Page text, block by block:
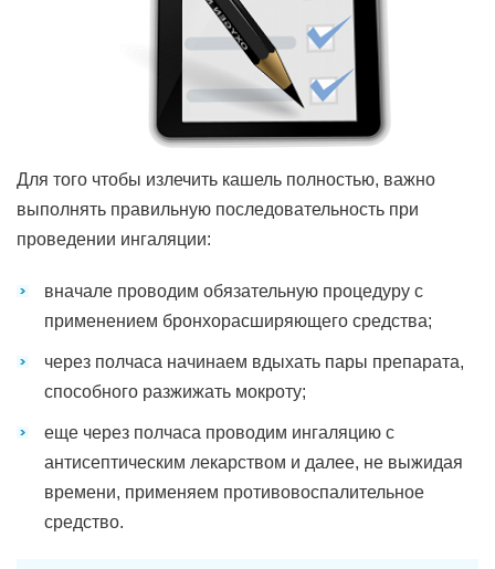
Для того чтобы излечить кашель полностью, важно
выполнять правильную последовательность при
проведении ингаляции:
вначале проводим обязательную процедуру с
применением бронхорасширяющего средства;
через полчаса начинаем вдыхать пары препарата,
способного разжижать мокроту;
еще через полчаса проводим ингаляцию с
антисептическим лекарством и далее, не выжидая
времени, применяем противовоспалительное
средство.